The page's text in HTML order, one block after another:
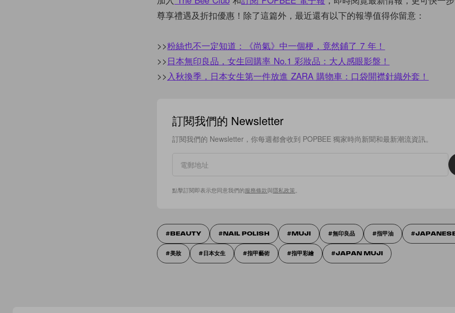
尊享禮遇及折扣優惠！除了這篇外，最近還有以下的報導值得你留意：
>>粉絲也不一定知道：《尚氣》中一個梗，竟然鋪了 7 年！
>>日本無印良品，女生回購率 No.1 彩妝品：大人感眼影盤！
>>入秋換季，日本女生第一件放進 ZARA 購物車：口袋開襟針織外套！
訂閱我們的 Newsletter
訂閱我們的 Newsletter，你每週都會收到 POPBEE 獨家時尚新聞和最新潮流資訊。
點擊訂閱即表示您同意我們的服務條款與隱私政策
BEAUTY NAIL POLISH MUJI 無印良品 指甲油
美妝 日本女生 指甲藝術 指甲彩繪 JAPAN MUJI